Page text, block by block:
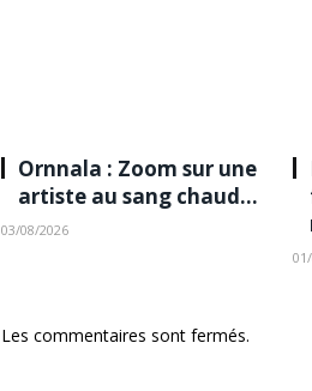
Ornnala : Zoom sur une
artiste au sang chaud…
03/08/2026
Les commentaires sont fermés.